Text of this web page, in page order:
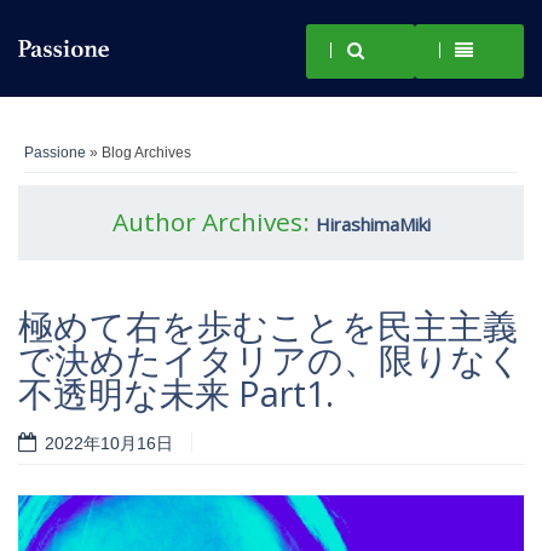
Passione » Blog Archives
Author Archives: HirashimaMiki
極めて右を歩むことを民主主義
で決めたイタリアの、限りなく
不透明な未来 Part1.
2022年10月16日